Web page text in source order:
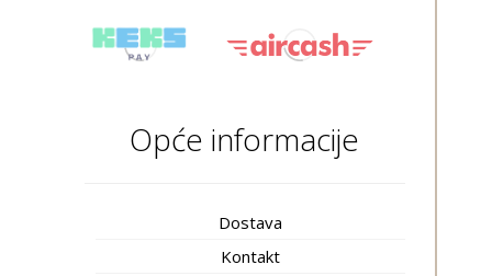
Opće informacije
Dostava
Kontakt